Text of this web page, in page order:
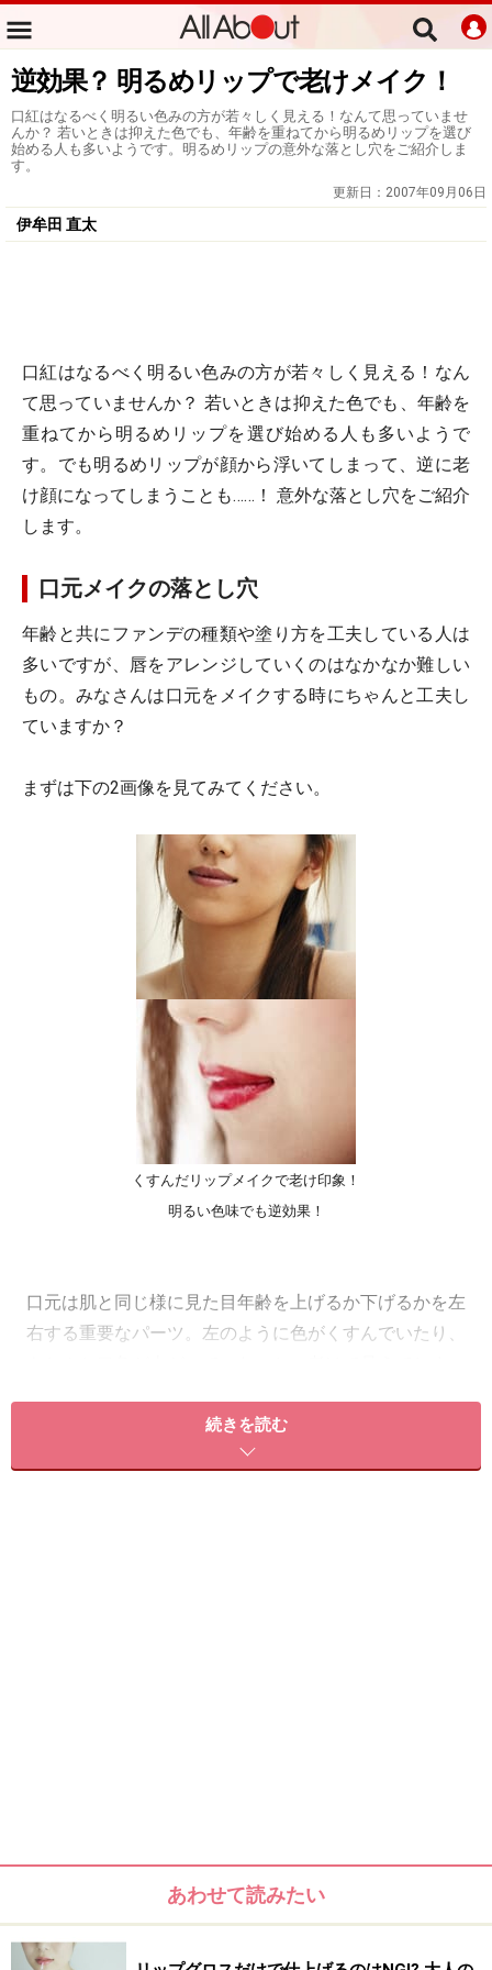
逆効果？ 明るめリップで老けメイク！
口紅はなるべく明るい色みの方が若々しく見える！なんて思っていませ
んか？ 若いときは抑えた色でも、年齢を重ねてから明るめリップを選び
始める人も多いようです。明るめリップの意外な落とし穴をご紹介しま
す。
更新日： 2007年09月06日
伊牟田 直太
口紅はなるべく明るい色みの方が若々しく見える！なん
て思っていませんか？ 若いときは抑えた色でも、年齢を
重ねてから明るめリップを選び始める人も多いようで
す。でも明るめリップが顔から浮いてしまって、逆に老
け顔になってしまうことも……！ 意外な落とし穴をご紹介
します。
口元メイクの落とし穴
年齢と共にファンデの種類や塗り方を工夫している人は
多いですが、唇をアレンジしていくのはなかなか難しい
もの。みなさんは口元をメイクする時にちゃんと工夫し
ていますか？
まずは下の2画像を見てみてください。
くすんだリップメイクで老け印象！
明るい色味でも逆効果！
口元は肌と同じ様に見た目年齢を上げるか下げるかを左
右する重要なパーツ。左のように色がくすんでいたり、
ぎる色みにしてしまうと、顔のパーツから浮いてしまっ
て、さらに老けて見えてしまいます。
1/2 次のページへ
続きを読む
あわせて読みたい